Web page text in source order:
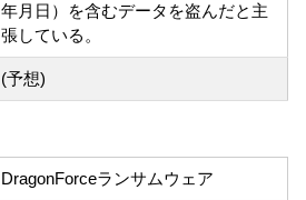
年月日）を含むデータを盗んだと主
張している。
(予想)
DragonForceランサムウェア